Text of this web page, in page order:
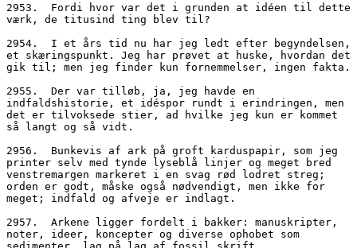
2953.  Fordi hvor var det i grunden at idéen til dette
værk, de titusind ting blev til?
2954.  I et års tid nu har jeg ledt efter begyndelsen,
et skæringspunkt. Jeg har prøvet at huske, hvordan det
gik til; men jeg finder kun fornemmelser, ingen fakta.
2955.  Der var tilløb, ja, jeg havde en
indfaldshistorie, et idéspor rundt i erindringen, men
det er tilvoksede stier, ad hvilke jeg kun er kommet
så langt og så vidt.
2956.  Bunkevis af ark på groft karduspapir, som jeg
printer selv med tynde lyseblå linjer og meget bred
venstremargen markeret i en svag rød lodret streg;
orden er godt, måske også nødvendigt, men ikke for
meget; indfald og afveje er indlagt.
2957.  Arkene ligger fordelt i bakker: manuskripter,
noter, ideer, koncepter og diverse ophobet som